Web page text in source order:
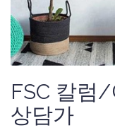
FSC 칼럼
상담가